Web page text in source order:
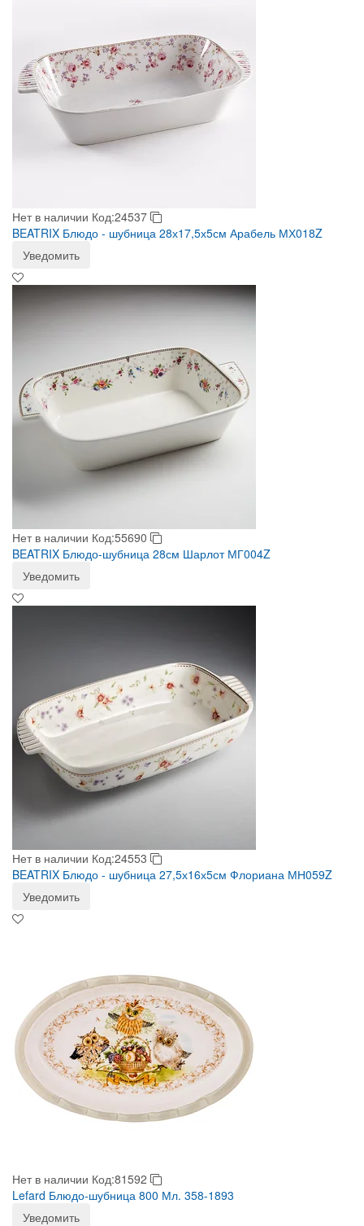
Нет в наличии Код:24537
BEATRIX Блюдо - шубница 28х17,5х5см Арабель МХ018Z
Уведомить
Нет в наличии Код:55690
BEATRIX Блюдо-шубница 28см Шарлот МГ004Z
Уведомить
Нет в наличии Код:24553
BEATRIX Блюдо - шубница 27,5х16х5см Флориана МН059Z
Уведомить
Нет в наличии Код:81592
Lefard Блюдо-шубница 800 Мл. 358-1893
Уведомить